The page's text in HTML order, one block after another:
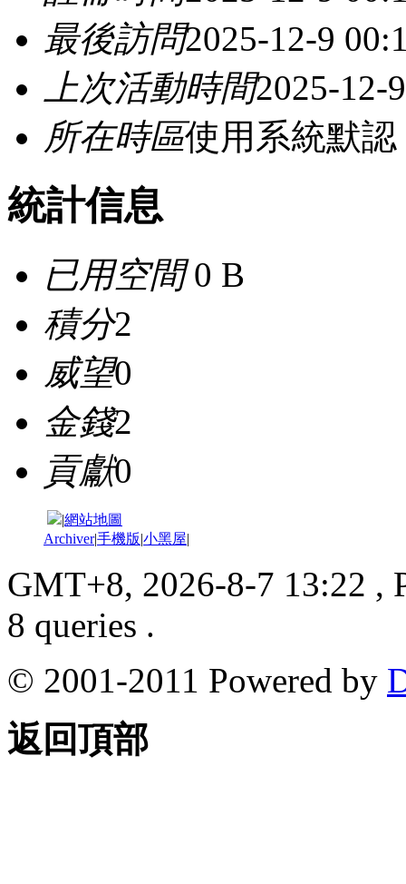
最後訪問2025-12-9
上次活動時間2025-12-
所在時區使用系統默認
統計信息
已用空間0 B
積分2
威望0
金錢2
貢獻0
|網站地圖
Archiver|手機版|小黑屋|
GMT+8, 2026-8-7 13:22 ,
8 queries .
© 2001-2011 Powered by
返回頂部